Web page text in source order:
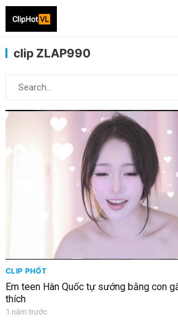
clip ZLAP990
CLIP PHỐT
Em teen Hàn Quốc tự sướng bằng con
thích
1 năm trước